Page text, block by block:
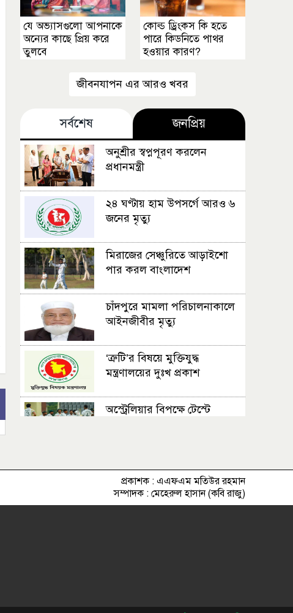
যে অভ্যাসগুলো আপনাকে
অন্যের কাছে প্রিয় করে
তুলবে
কোল্ড ড্রিংকস কি হতে
পারে কিডনিতে পাথর
হওয়ার কারণ?
জীবনযাপন এর আরও খবর
সর্বশেষ জনপ্রিয়
অনুশ্রীর স্বপ্নপূরণ করলেন
প্রধানমন্ত্রী
২৪ ঘণ্টায় হাম উপসর্গে আরও ৬
জনের মৃত্যু
মিরাজের সেঞ্চুরিতে আড়াইশো
পার করল বাংলাদেশ
চাঁদপুরে মামলা পরিচালনাকালে
আইনজীবীর মৃত্যু
‘ত্রুটি’র বিষয়ে মুক্তিযুদ্ধ
মন্ত্রণালয়ের দুঃখ প্রকাশ
অস্ট্রেলিয়ার বিপক্ষে টেস্টে
দুই ডায়াগনস্টিক
প্রকাশক : এএফএম মতিউর রহমান
সম্পাদক : মেহেরুল হাসান (কবি রাজু)